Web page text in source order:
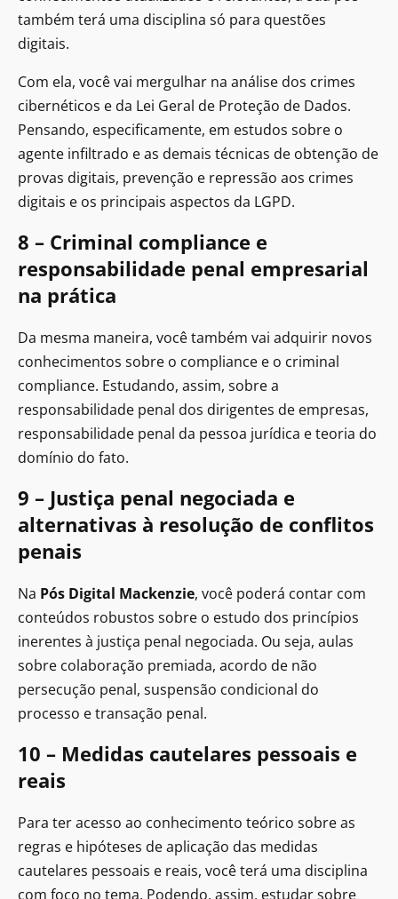
também terá uma disciplina só para questões
digitais.
Com ela, você vai mergulhar na análise dos crimes
cibernéticos e da Lei Geral de Proteção de Dados.
Pensando, especificamente, em estudos sobre o
agente infiltrado e as demais técnicas de obtenção de
provas digitais, prevenção e repressão aos crimes
digitais e os principais aspectos da LGPD.
8 – Criminal compliance e
responsabilidade penal empresarial
na prática
Da mesma maneira, você também vai adquirir novos
conhecimentos sobre o compliance e o criminal
compliance. Estudando, assim, sobre a
responsabilidade penal dos dirigentes de empresas,
responsabilidade penal da pessoa jurídica e teoria do
domínio do fato.
9 – Justiça penal negociada e
alternativas à resolução de conflitos
penais
Na Pós Digital Mackenzie, você poderá contar com
conteúdos robustos sobre o estudo dos princípios
inerentes à justiça penal negociada. Ou seja, aulas
sobre colaboração premiada, acordo de não
persecução penal, suspensão condicional do
processo e transação penal.
10 – Medidas cautelares pessoais e
reais
Para ter acesso ao conhecimento teórico sobre as
regras e hipóteses de aplicação das medidas
cautelares pessoais e reais, você terá uma disciplina
com foco no tema. Podendo, assim, estudar sobre